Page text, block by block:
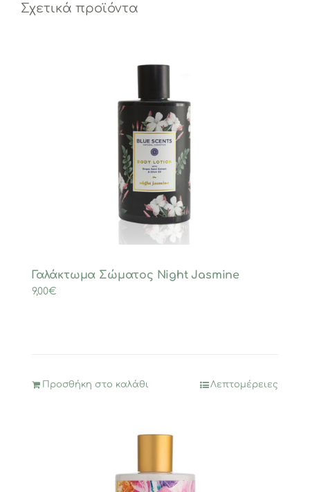
Σχετικά προϊόντα
Γαλάκτωμα Σώματος Night Jasmine
9,00€
Προσθήκη στο καλάθι Λεπτομέρειες